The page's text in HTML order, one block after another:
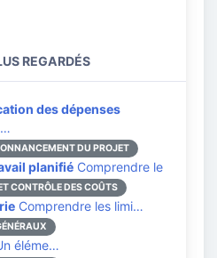
REGARDÉS
des dépenses
DU PROJET
planifié Comprendre le
CONTRÔLE DES COÛTS
Comprendre les limi…
éléme…